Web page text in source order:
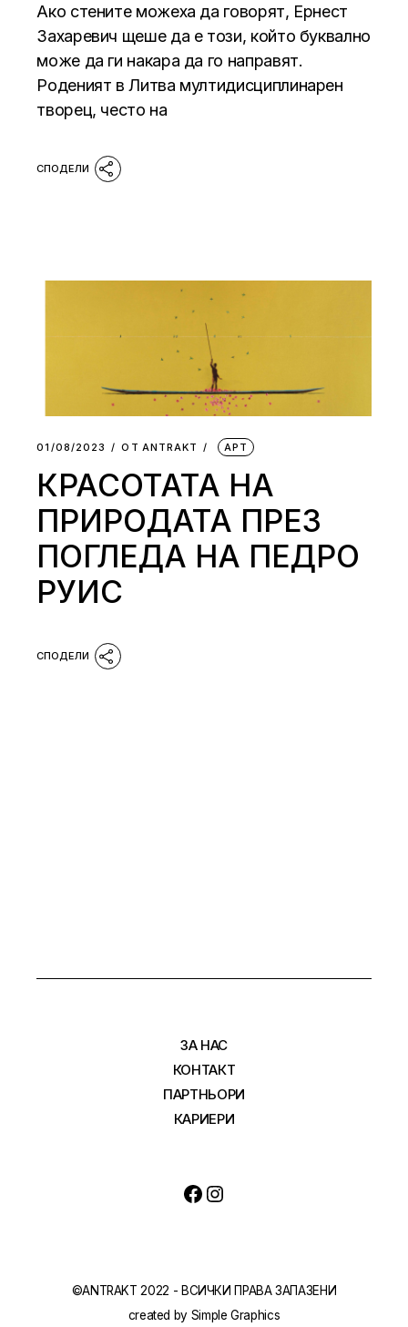
Ако стените можеха да говорят, Ернест
Захаревич щеше да е този, който буквално
може да ги накара да го направят.
Роденият в Литва мултидисциплинарен
творец, често на
01/08/2023 ОТ АNTRAKT АРТ
КРАСОТАТА НА
ПРИРОДАТА ПРЕЗ
ПОГЛЕДА НА ПЕДРО
РУИС
ЗА НАС
КОНТАКТ
ПАРТНЬОРИ
КАРИЕРИ
Facebook
Instagram
©ANTRAKT 2022 - ВСИЧКИ ПРАВА ЗАПАЗЕНИ
created by Simple Graphics